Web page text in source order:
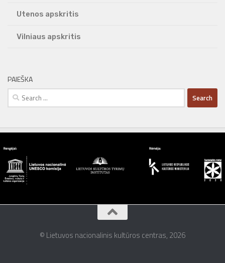
Utenos apskritis
Vilniaus apskritis
PAIEŠKA
Search
for:
© Lietuvos nacionalinis kultūros centras, 2026